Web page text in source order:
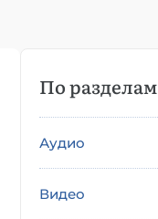
По разделам
Аудио
Видео